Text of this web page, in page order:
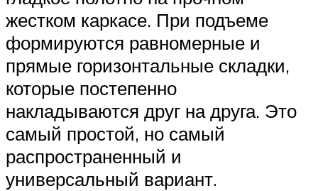
жестком каркасе. При подъеме
формируются равномерные и
прямые горизонтальные складки,
которые постепенно
накладываются друг на друга. Это
самый простой, но самый
распространенный и
универсальный вариант.